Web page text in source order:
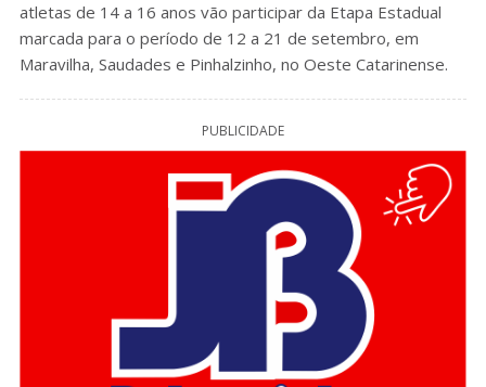
atletas de 14 a 16 anos vão participar da Etapa Estadual
marcada para o período de 12 a 21 de setembro, em
Maravilha, Saudades e Pinhalzinho, no Oeste Catarinense.
PUBLICIDADE